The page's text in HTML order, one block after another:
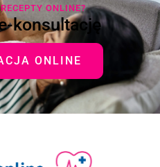
ONLINE?
konsultację
ONLINE